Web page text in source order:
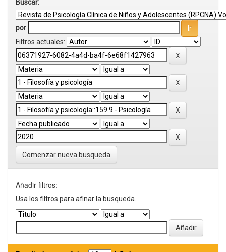
Buscar:
por
Filtros actuales:
Comenzar nueva busqueda
Añadir filtros:
Usa los filtros para afinar la busqueda.